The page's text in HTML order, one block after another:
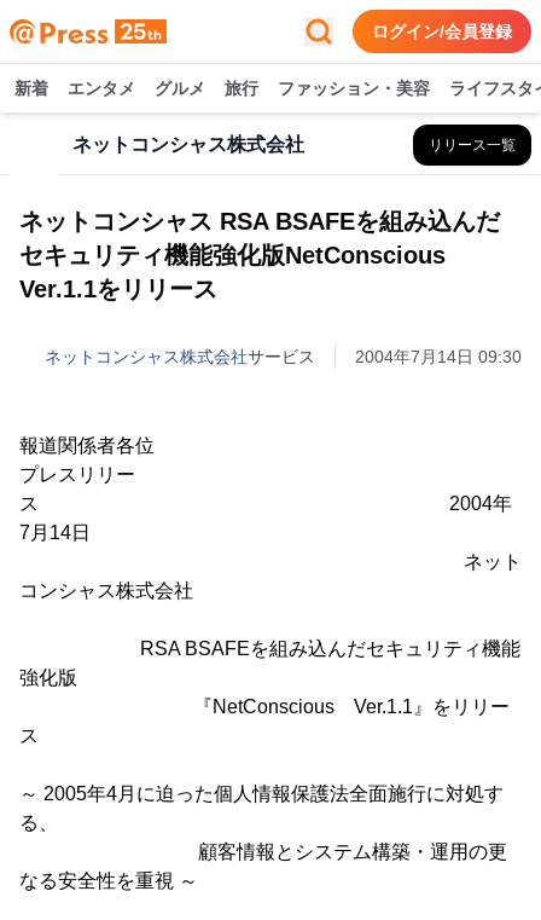
ログイン/会員登録
新着 エンタメ グルメ 旅行 ファッション・美容 ライフスタ
ネットコンシャス株式会社 リリース一覧
ネットコンシャス RSA BSAFEを組み込んだ
セキュリティ機能強化版NetConscious
Ver.1.1をリリース
ネットコンシャス株式会社サービス 2004年7月14日 09:30
報道関係者各位
プレスリリー
ス 2004年
7月14日
ネット
コンシャス株式会社
RSA BSAFEを組み込んだセキュリティ機能
強化版
『NetConscious Ver.1.1』をリリー
ス
～ 2005年4月に迫った個人情報保護法全面施行に対処す
る、
顧客情報とシステム構築・運用の更
なる安全性を重視 ～